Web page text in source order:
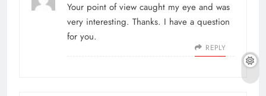
Your point of view caught my eye and was
very interesting. Thanks. I have a question
for you.
REPLY